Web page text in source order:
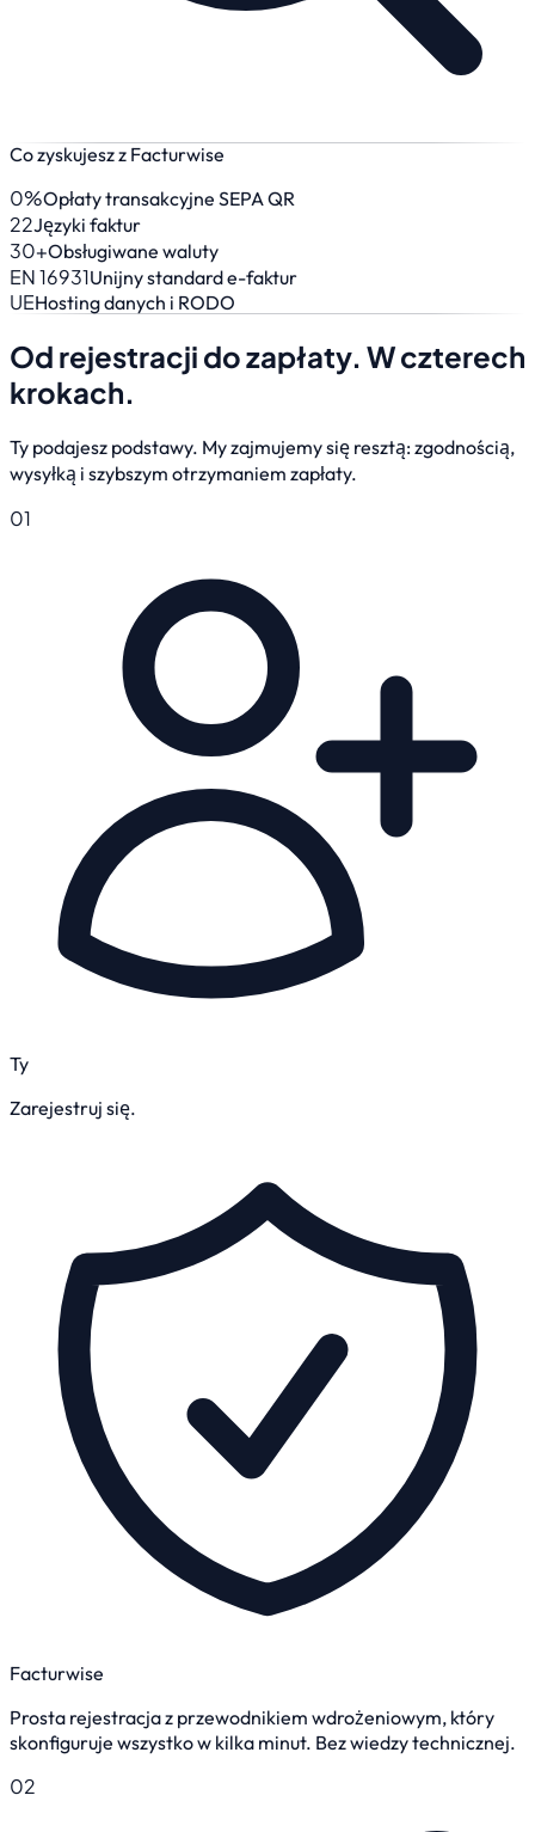
Co zyskujesz z Facturwise
0%Opłaty transakcyjne SEPA QR
22Języki faktur
30+Obsługiwane waluty
EN 16931Unijny standard e-faktur
UEHosting danych i RODO
Od rejestracji do zapłaty. W czterech
krokach.
Ty podajesz podstawy. My zajmujemy się resztą: zgodnością,
wysyłką i szybszym otrzymaniem zapłaty.
01
Ty
Zarejestruj się.
Facturwise
Prosta rejestracja z przewodnikiem wdrożeniowym, który
skonfiguruje wszystko w kilka minut. Bez wiedzy technicznej.
02